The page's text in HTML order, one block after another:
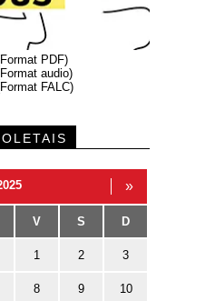
PDF)
audio)
FALC)
»
V S D
1 2 3
8 9 10